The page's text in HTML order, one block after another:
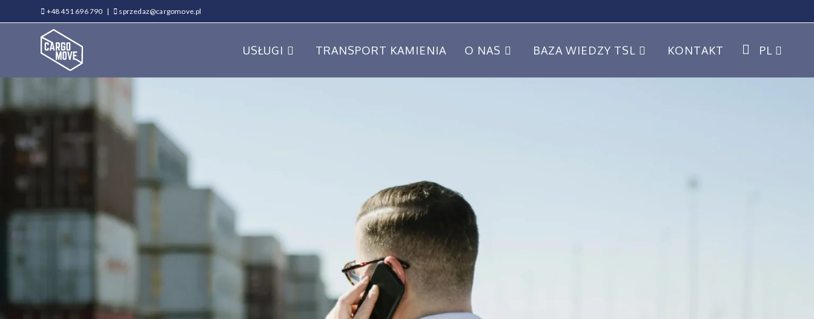
+48 451 696 790 | sprzedaz@cargomove.pl
USŁUGI TRANSPORT KAMIENIA O NAS BAZA WIEDZY TSL KONTAKT PL